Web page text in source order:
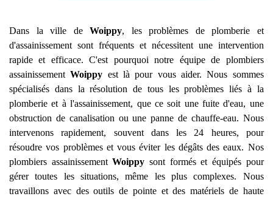
Dans la ville deWoippy, les problèmes de plomberie et
d'assainissement sont fréquents et nécessitent une intervention
rapide et efficace. C'est pourquoi notre équipe de plombiers
assainissementWoippy est là pour vous aider. Nous sommes
spécialisés dans la résolution de tous les problèmes liés à la
plomberie et à l'assainissement, que ce soit une fuite d'eau, une
obstruction de canalisation ou une panne de chauffe-eau. Nous
intervenons rapidement, souvent dans les 24 heures, pour
résoudre vos problèmes et vous éviter les dégâts des eaux. Nos
plombiers assainissementWoippy sont formés et équipés pour
gérer toutes les situations, même les plus complexes. Nous
travaillons avec des outils de pointe et des matériels de haute